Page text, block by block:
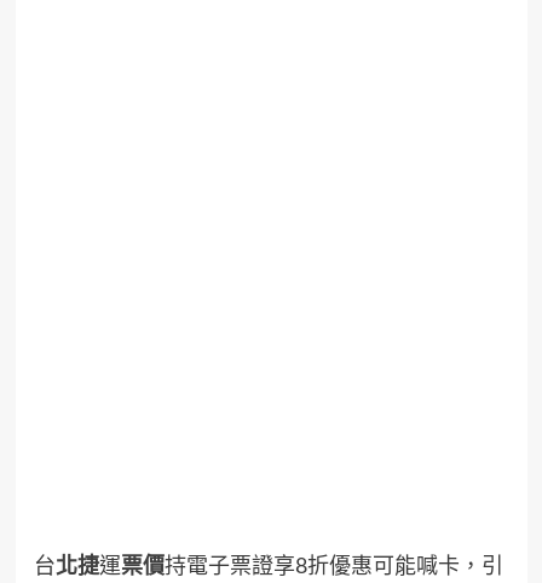
台北捷運票價持電子票證享8折優惠可能喊卡，引